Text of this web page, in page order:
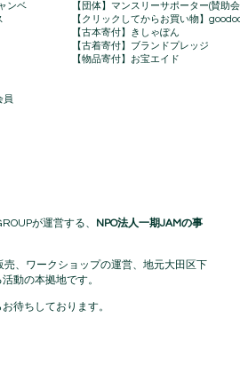
ンベ
員
【団体】マンスリーサポーター(賛助
【クリックしてからお買い物】
【古本寄付】きしゃぽん
【古着寄付】ブランドプレッジ
【物品寄付】お宝エイド
が運営する、 NPO法人一期JAMの事
、ワークショップの運営、地元大田区下
動の本拠地です。
待ちしております。